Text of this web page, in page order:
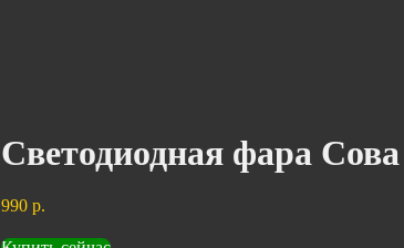
Светодиодная фара Сова
990 р.